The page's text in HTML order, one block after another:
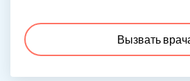
Вызвать